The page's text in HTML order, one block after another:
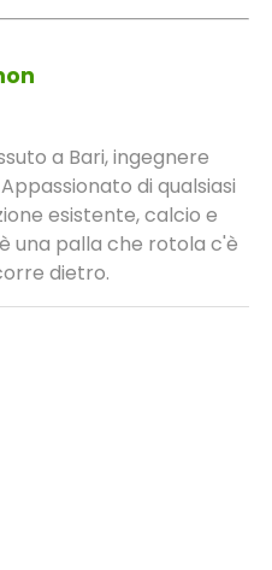
a Bari, ingegnere
di qualsiasi
esistente, calcio e
una palla che rotola c'è
dietro.